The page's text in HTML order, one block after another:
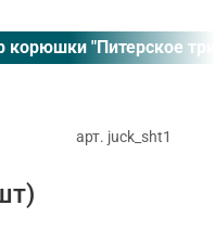
"Питерское трио"
арт. juck_sht1